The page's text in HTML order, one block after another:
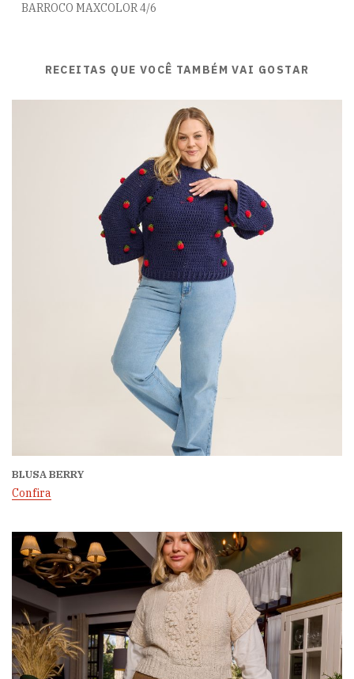
BARROCO MAXCOLOR 4/6
RECEITAS QUE VOCÊ TAMBÉM VAI GOSTAR
BLUSA BERRY
Confira